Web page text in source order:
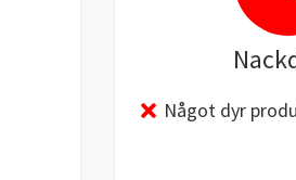
Något dyr